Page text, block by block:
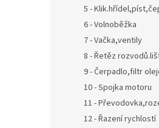
5 -
6 - Volnoběžka
7 - Vačka,ventily
8 - Řetěz
9 - Čerpadlo,filtr
10 - Spojka motoru
11 -
12 - Řazení rychlostí